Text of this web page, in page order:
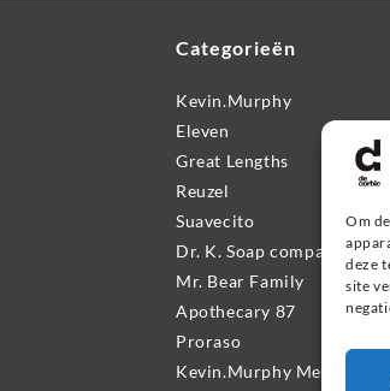
Om
deze
site
Categorieën
Kevin.Murphy
Eleven
Great Lengths
Reuzel
Suavecito
Dr. K. Soap company
Mr. Bear Family
Apothecary 87
Proraso
Kevin.Murphy Men